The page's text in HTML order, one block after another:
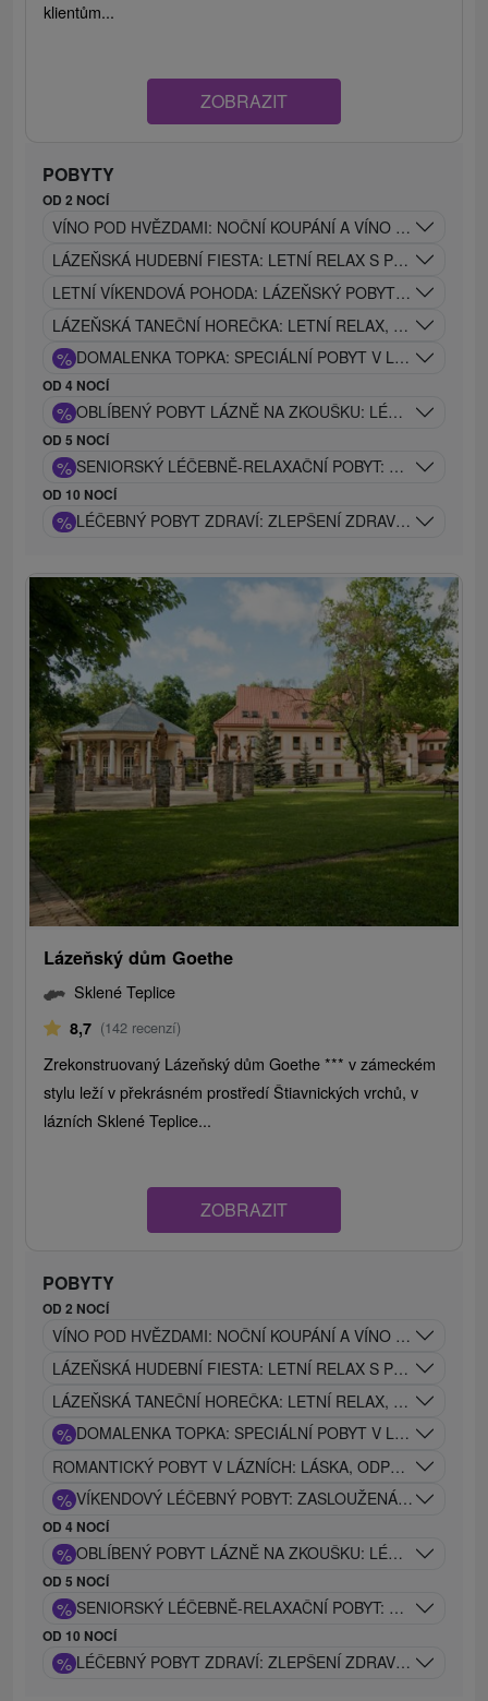
klientům...
ZOBRAZIT
POBYTY
OD 2 NOCÍ
VÍNO POD HVĚZDAMI: NOČNÍ KOUPÁNÍ A VÍNO POD
LÁZEŇSKÁ HUDEBNÍ FIESTA: LETNÍ RELAX S
LETNÍ VÍKENDOVÁ POHODA: LÁZEŇSKÝ POBYT S
LÁZEŇSKÁ TANEČNÍ HOREČKA: LETNÍ RELAX, LÉČIVÉ
% DOMALENKA TOPKA: SPECIÁLNÍ POBYT V LÁZNÍCH V
OD 4 NOCÍ
% OBLÍBENÝ POBYT LÁZNĚ NA ZKOUŠKU: LÉČEBNÝ
OD 5 NOCÍ
% SENIORSKÝ LÉČEBNĚ-RELAXAČNÍ POBYT: ZLATÉ DNY
OD 10 NOCÍ
% LÉČEBNÝ POBYT ZDRAVÍ: ZLEPŠENÍ ZDRAVOTNÍHO
Lázeňský dům Goethe
Sklené Teplice
8,7 (142 recenzí)
Zrekonstruovaný Lázeňský dům Goethe *** v zámeckém
stylu leží v překrásném prostředí Štiavnických vrchů, v
lázních Sklené Teplice...
ZOBRAZIT
POBYTY
OD 2 NOCÍ
VÍNO POD HVĚZDAMI: NOČNÍ KOUPÁNÍ A VÍNO POD
LÁZEŇSKÁ HUDEBNÍ FIESTA: LETNÍ RELAX S
LÁZEŇSKÁ TANEČNÍ HOREČKA: LETNÍ RELAX, LÉČIVÉ
% DOMALENKA TOPKA: SPECIÁLNÍ POBYT V LÁZNÍCH V
ROMANTICKÝ POBYT V LÁZNÍCH: LÁSKA, ODPOČINEK A
% VÍKENDOVÝ LÉČEBNÝ POBYT: ZASLOUŽENÁ
OD 4 NOCÍ
% OBLÍBENÝ POBYT LÁZNĚ NA ZKOUŠKU: LÉČEBNÝ
OD 5 NOCÍ
% SENIORSKÝ LÉČEBNĚ-RELAXAČNÍ POBYT: ZLATÉ DNY
OD 10 NOCÍ
% LÉČEBNÝ POBYT ZDRAVÍ: ZLEPŠENÍ ZDRAVOTNÍHO